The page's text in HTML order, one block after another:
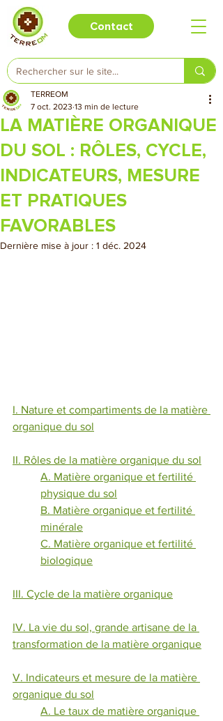
Contact
LA MATIÈRE ORGANIQUE
DU SOL : RÔLES, CYCLE,
INDICATEURS, MESURE
ET PRATIQUES
FAVORABLES
TERREOM
7 oct. 2023 13 min de lecture
Dernière mise à jour : 1 déc. 2024
I. Nature et compartiments de la matière
organique du sol
II. Rôles de la matière organique du sol
A. Matière organique et fertilité
physique du sol
B. Matière organique et fertilité
minérale
C. Matière organique et fertilité
biologique
III. Cycle de la matière organique
IV. La vie du sol, grande artisane de la
transformation de la matière organique
V. Indicateurs et mesure de la matière
organique du sol
A. Le taux de matière organique